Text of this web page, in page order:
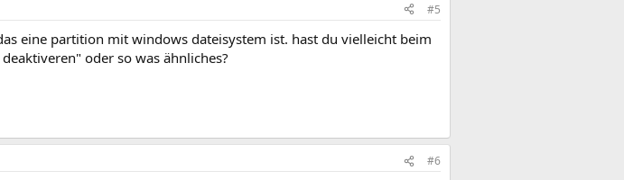
#5
eine partition mit windows dateisystem ist. hast du vielleicht beim
oder so was ähnliches?
#6